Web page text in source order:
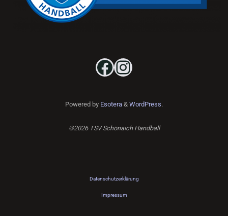
Facebook
Instagram
Powered by Esotera & WordPress.
©2026 TSV Schönaich Handball
Datenschutzerklärung
Impressum